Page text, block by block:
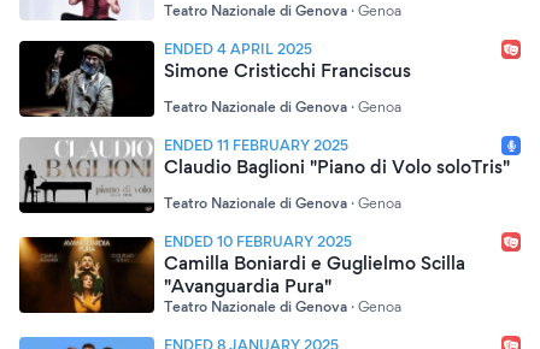
Teatro Nazionale di Genova · Genoa
ENDED 4 APRIL 2025
Simone Cristicchi Franciscus
Teatro Nazionale di Genova · Genoa
ENDED 11 FEBRUARY 2025
Claudio Baglioni "Piano di Volo soloTris"
Teatro Nazionale di Genova · Genoa
ENDED 10 FEBRUARY 2025
Camilla Boniardi e Guglielmo Scilla
"Avanguardia Pura"
Teatro Nazionale di Genova · Genoa
ENDED 8 JANUARY 2025